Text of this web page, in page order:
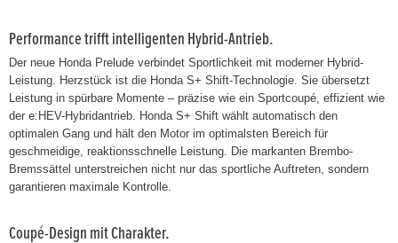
Performance trifft intelligenten Hybrid-Antrieb.
Der neue Honda Prelude verbindet Sportlichkeit mit moderner Hybrid-
Leistung. Herzstück ist die Honda S+ Shift-Technologie. Sie übersetzt
Leistung in spürbare Momente – präzise wie ein Sportcoupé, effizient wie
der e:HEV-Hybridantrieb. Honda S+ Shift wählt automatisch den
optimalen Gang und hält den Motor im optimalsten Bereich für
geschmeidige, reaktionsschnelle Leistung. Die markanten Brembo-
Bremssättel unterstreichen nicht nur das sportliche Auftreten, sondern
garantieren maximale Kontrolle.
Coupé-Design mit Charakter.